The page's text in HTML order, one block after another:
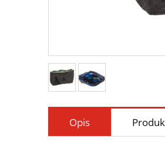
Opis